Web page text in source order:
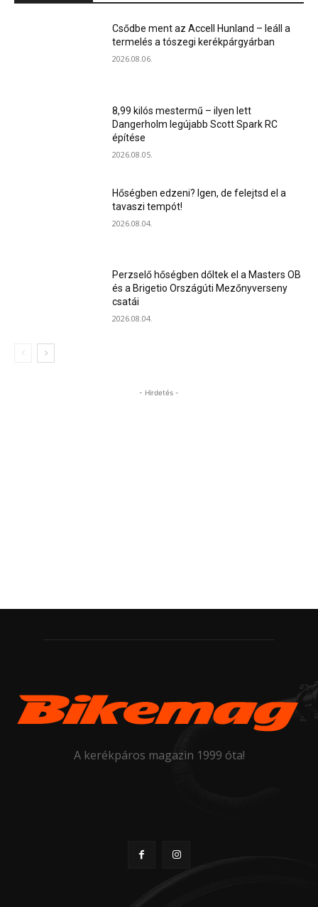
Csődbe ment az Accell Hunland – leáll a
termelés a tószegi kerékpárgyárban
2026.08.06.
8,99 kilós mestermű – ilyen lett
Dangerholm legújabb Scott Spark RC
építése
2026.08.05.
Hőségben edzeni? Igen, de felejtsd el a
tavaszi tempót!
2026.08.04.
Perzselő hőségben dőltek el a Masters OB
és a Brigetio Országúti Mezőnyverseny
csatái
2026.08.04.
- Hirdetés -
A kerékpáros magazin 1999 óta!